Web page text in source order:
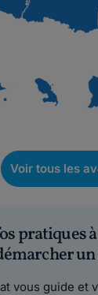
Voir tous les
pratiques
un
vous guide et